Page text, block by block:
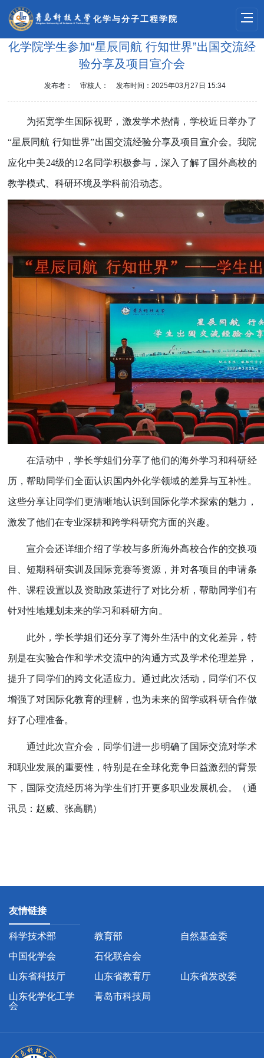
化学与分子工程学院
化学院学生参加“星辰同航 行知世界”出国交流经
验分享及项目宣介会
发布者： 审核人： 发布时间：2025年03月27日 15:34
为拓宽学生国际视野，激发学术热情，学校近日举办了
“星辰同航 行知世界”出国交流经验分享及项目宣介会。我院
应化中美24级的12名同学积极参与，深入了解了国外高校的
教学模式、科研环境及学科前沿动态。
在活动中，学长学姐们分享了他们的海外学习和科研经
历，帮助同学们全面认识国内外化学领域的差异与互补性。
这些分享让同学们更清晰地认识到国际化学术探索的魅力，
激发了他们在专业深耕和跨学科研究方面的兴趣。
宣介会还详细介绍了学校与多所海外高校合作的交换项
目、短期科研实训及国际竞赛等资源，并对各项目的申请条
件、课程设置以及资助政策进行了对比分析，帮助同学们有
针对性地规划未来的学习和科研方向。
此外，学长学姐们还分享了海外生活中的文化差异，特
别是在实验合作和学术交流中的沟通方式及学术伦理差异，
提升了同学们的跨文化适应力。通过此次活动，同学们不仅
增强了对国际化教育的理解，也为未来的留学或科研合作做
好了心理准备。
通过此次宣介会，同学们进一步明确了国际交流对学术
和职业发展的重要性，特别是在全球化竞争日益激烈的背景
下，国际交流经历将为学生们打开更多职业发展机会。（通
讯员：赵威、张高鹏）
友情链接
科学技术部 教育部
自然基金委
中国化学会
石化联合会
山东省科技厅
山东省教育厅
山东省发改委
山东化学化工学
会
青岛市科技局